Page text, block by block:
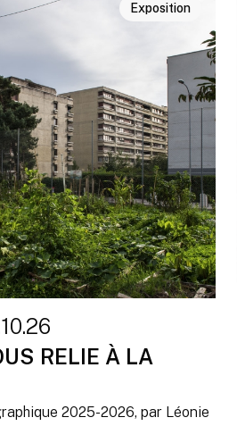
Exposition
RELIE À LA
2025-2026, par Léonie